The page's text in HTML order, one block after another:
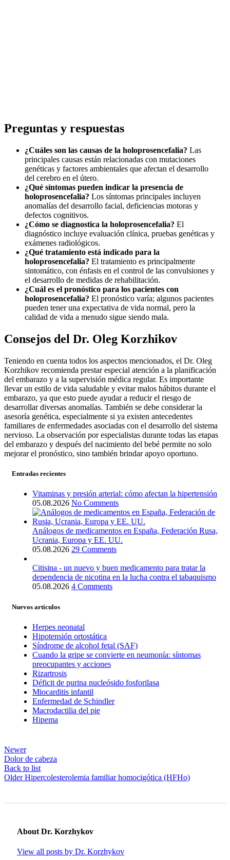
Preguntas y respuestas
¿Cuáles son las causas de la holoprosencefalia? Las
principales causas están relacionadas con mutaciones
genéticas y factores ambientales que afectan el desarrollo
del cerebro en el útero.
¿Qué síntomas pueden indicar la presencia de
holoprosencefalia? Los síntomas principales incluyen
anomalías del desarrollo facial, deficiencias motoras y
defectos cognitivos.
¿Cómo se diagnostica la holoprosencefalia? El
diagnóstico incluye evaluación clínica, pruebas genéticas y
exámenes radiológicos.
¿Qué tratamiento está indicado para la
holoprosencefalia? El tratamiento es principalmente
sintomático, con énfasis en el control de las convulsiones y
el desarrollo de medidas de rehabilitación.
¿Cuál es el pronóstico para los pacientes con
holoprosencefalia? El pronóstico varía; algunos pacientes
pueden tener una expectativa de vida normal, pero la
calidad de vida a menudo sigue siendo mala.
Consejos del Dr. Oleg Korzhikov
Teniendo en cuenta todos los aspectos mencionados, el Dr. Oleg
Korzhikov recomienda prestar especial atención a la planificación
del embarazo y a la supervisión médica regular. Es importante
llevar un estilo de vida saludable y evitar malos hábitos durante el
embarazo, ya que esto puede ayudar a reducir el riesgo de
desarrollar diversas anomalías. También se debe considerar la
asesoría genética, especialmente si ya existen antecedentes
familiares de enfermedades asociadas con el desarrollo del sistema
nervioso. La observación por especialistas durante todas las etapas
del embarazo y después del nacimiento del bebé permite no solo
mejorar el pronóstico, sino también brindar apoyo oportuno.
Entradas recientes
Vitaminas y presión arterial: cómo afectan la hipertensión
05.08.2026 No Comments
Análogos de medicamentos en España, Federación Rusa,
Ucrania, Europa y EE. UU.
05.08.2026 29 Comments
Citisina - un nuevo y buen medicamento para tratar la
dependencia de nicotina en la lucha contra el tabaquismo
05.08.2026 4 Comments
Nuevos artículos
Herpes neonatal
Hipotensión ortostática
Síndrome de alcohol fetal (SAF)
Cuando la gripe se convierte en neumonía: síntomas
preocupantes y acciones
Rizartrosis
Déficit de purina nucleósido fosforilasa
Miocarditis infantil
Enfermedad de Schindler
Macrodactilia del pie
Hipema
Newer
Dolor de cabeza
Back to list
Older Hipercolesterolemia familiar homocigótica (HFHo)
About Dr. Korzhykov
View all posts by Dr. Korzhykov